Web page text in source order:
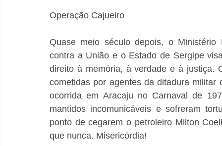
Operação Cajueiro
Quase meio século depois, o
contra a União e o Estado de Sergipe
direito à memória, à verdade e à justiça.
cometidas por agentes da ditadura
ocorrida em Aracaju no Carnaval de
mantidos incomunicáveis e sofreram
ponto de cegarem o petroleiro Milton
que nunca. Misericórdia!